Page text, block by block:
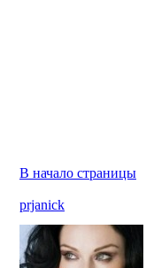
В начало страницы
prjanick